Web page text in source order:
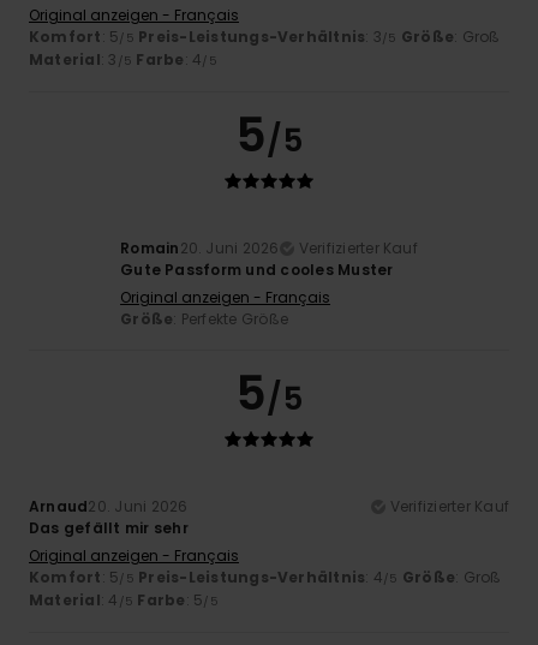
Original anzeigen - Français
Komfort: 5/5 Preis-Leistungs-Verhältnis: 3/5 Größe: Groß
Material: 3 /5 Farbe: 4/5
5/5
Romain20. Juni 2026
Verifizierter Kauf
Gute Passform und cooles Muster
Original anzeigen - Français
Größe: Perfekte Größe
5/5
Arnaud20. Juni 2026
Verifizierter Kauf
Das gefällt mir sehr
Original anzeigen - Français
Komfort: 5/5 Preis-Leistungs-Verhältnis: 4/5 Größe: Groß
Material: 4 /5 Farbe: 5/5